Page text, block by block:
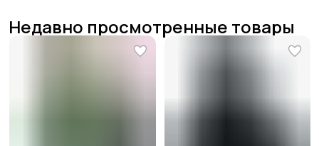
Недавно просмотренные товары